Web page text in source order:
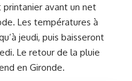
avant un net
Les températures à
jeudi, puis baisseront
Le retour de la pluie
en Gironde.